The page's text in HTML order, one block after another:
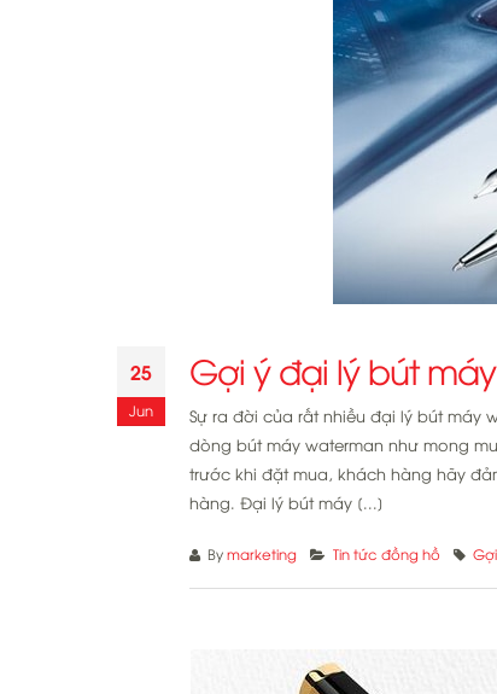
25
Jun
Gợi ý đại lý bút
Sự ra đời của rất nhiều đại lý bút máy
dòng bút máy waterman như mong
trước khi đặt mua, khách hàng hãy
hàng. Đại lý bút máy [...]
By marketing Tin tức đồng hồ